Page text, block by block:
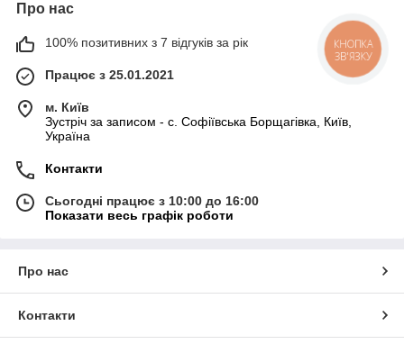
Про нас
100% позитивних з 7 відгуків за рік
Працює з 25.01.2021
м. Київ
Зустріч за записом - с. Софіївська Борщагівка, Київ,
Україна
Контакти
Сьогодні працює з 10:00 до 16:00
Показати весь графік роботи
Про нас
Контакти
КНОПКА
ЗВ'ЯЗКУ